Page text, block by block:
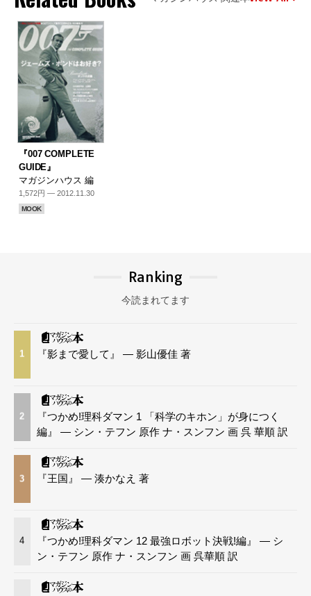
『007 COMPLETE
GUIDE』
マガジンハウス 編
1,572円 — 2012.11.30
MOOK
Ranking
今読まれてます
1 『影まで愛して』 — 影山優佳 著
2
『つかめ!理科ダマン 1 「科学のキホン」が身につく
編』 — シン・テフン 原作 ナ・スンフン 画 呉 華順 訳
3 『王国』 — 湊かなえ 著
4
『つかめ!理科ダマン 12 最強ロボット決戦!編』 — シ
ン・テフン 原作 ナ・スンフン 画 呉華順 訳